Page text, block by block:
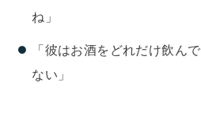
ね」
「彼はお酒をどれだけ飲ん
ない」